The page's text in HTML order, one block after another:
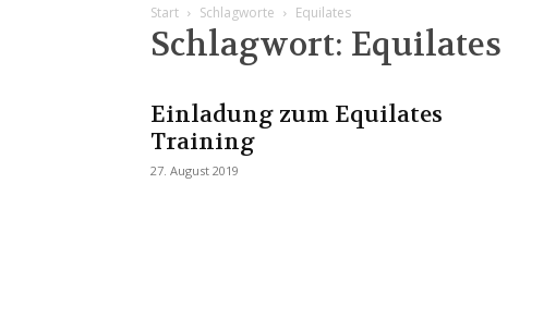
Start Schlagworte Equilates
Schlagwort: Equilates
Einladung zum Equilates
Training
27. August 2019